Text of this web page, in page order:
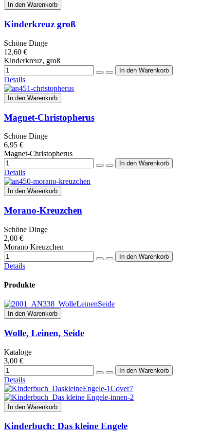
In den Warenkorb
Kinderkreuz groß
Schöne Dinge
12,60 €
Kinderkreuz, groß
Details
In den Warenkorb
Magnet-Christopherus
Schöne Dinge
6,95 €
Magnet-Christopherus
Details
In den Warenkorb
Morano-Kreuzchen
Schöne Dinge
2,00 €
Morano Kreuzchen
Details
Produkte
In den Warenkorb
Wolle, Leinen, Seide
Kataloge
3,00 €
Details
In den Warenkorb
Kinderbuch: Das kleine Engele